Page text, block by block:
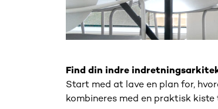
Find din indre
Start med at lave en plan for,
kombineres med en praktisk